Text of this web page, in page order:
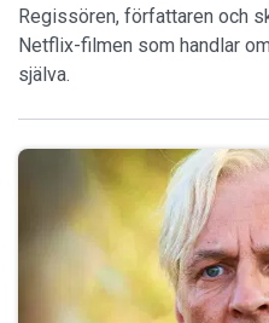
Regissören, författaren och
Netflix-filmen som handlar
själva.